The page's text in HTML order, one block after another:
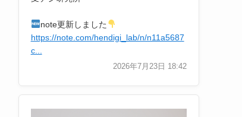
note更新しました
https://note.com/hendigi_lab/n/n11a5687
c...
2026年7月23日 18:42